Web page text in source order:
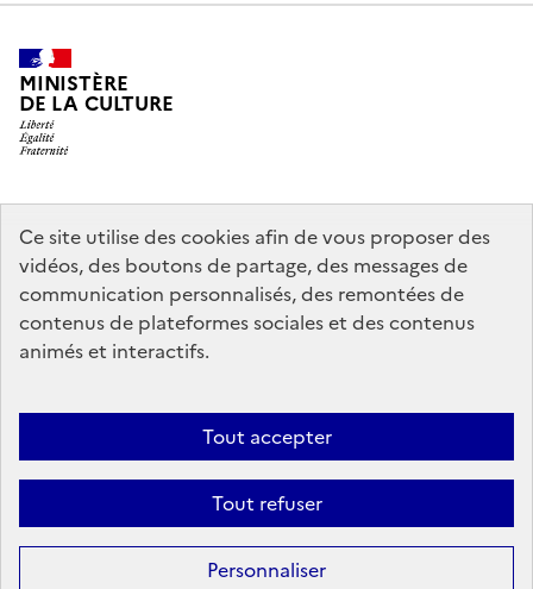
Ce site utilise des cookies afin de vous proposer des
vidéos, des boutons de partage, des messages de
communication personnalisés, des remontées de
contenus de plateformes sociales et des contenus
animés et interactifs.
Tout accepter
Tout refuser
Personnaliser
MINISTÈRE
DE LA CULTURE
legifrance.gouv.fr
info.gouv.fr
service-public.gouv.fr
data.gouv.fr
Politique d’utilisation des témoins de connexion (cookies)
Sauf mention contraire, tous les contenus de ce site sont sous